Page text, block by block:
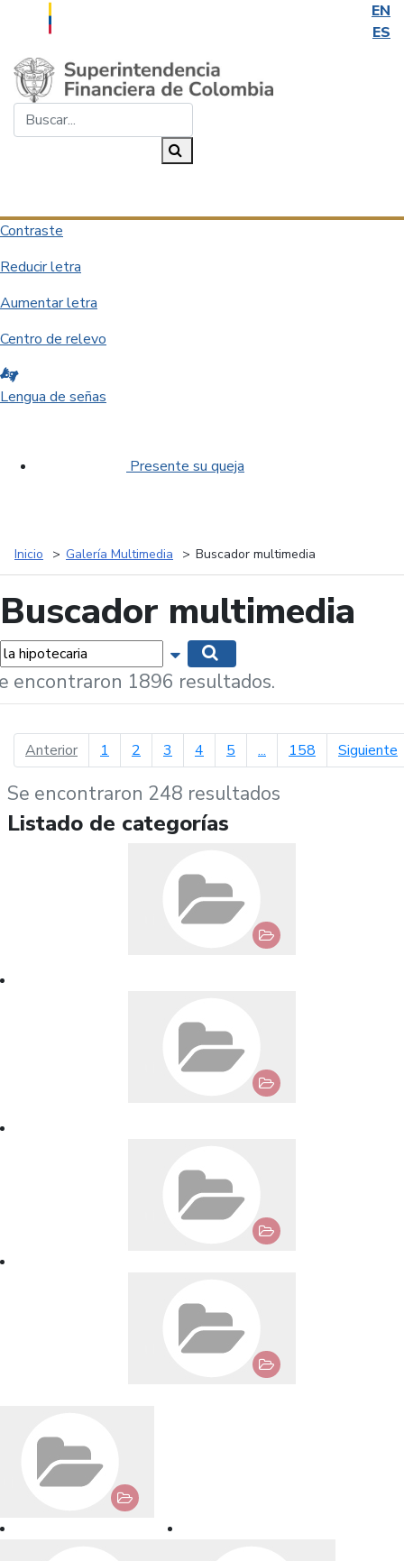
EN
ES
Saltar al contenido principal
Contraste
Reducir letra
Aumentar letra
Centro de relevo
Lengua de señas
Presente su queja
Inicio Galería Multimedia Buscador multimedia
Buscador multimedia
Mostrar opciones de búsqueda
encontraron 1896 resultados.
Anteriorpágina anterior
1 2 3 4 5 ... 158 Siguiente
Se encontraron 248 resultados
Listado de categorías